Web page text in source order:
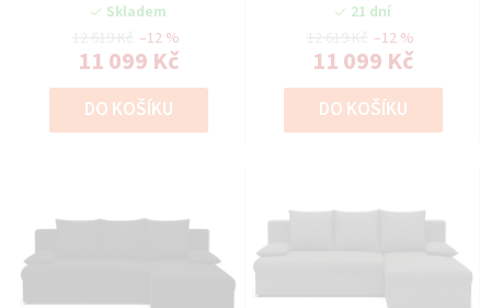
Skladem
11 099 Kč
–12 %
DO KOŠÍKU
21 dní
11 099 Kč
–12 %
DO KOŠÍKU